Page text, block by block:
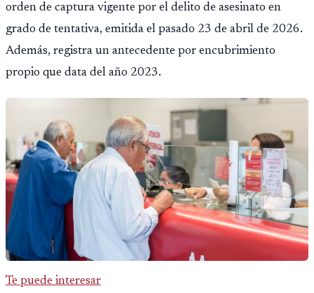
orden de captura vigente por el delito de asesinato en
grado de tentativa, emitida el pasado 23 de abril de 2026.
Además, registra un antecedente por encubrimiento
propio que data del año 2023.
Te puede interesar